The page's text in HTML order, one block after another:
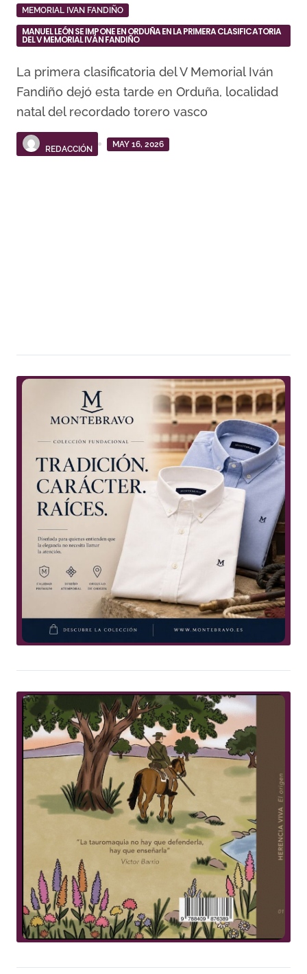
MEMORIAL IVAN FANDIÑO
MANUEL LEÓN SE IMPONE EN ORDUÑA EN LA PRIMERA CLASIFICATORIA
DEL V MEMORIAL IVÁN FANDIÑO
La primera clasificatoria del V Memorial Iván
Fandiño dejó esta tarde en Orduña, localidad
natal del recordado torero vasco
REDACCIÓN
MAY 16, 2026